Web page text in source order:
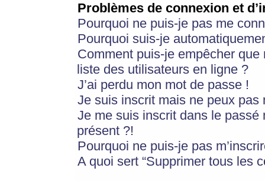
Problèmes de connexion et
Pourquoi ne puis-je pas me
Pourquoi suis-je
Comment puis-je empêcher
liste des utilisateurs en ligne ?
J’ai perdu mon mot de passe !
Je suis inscrit mais ne peux pas
Je me suis inscrit dans le
présent ?!
Pourquoi ne puis-je pas
A quoi sert “Supprimer tous les